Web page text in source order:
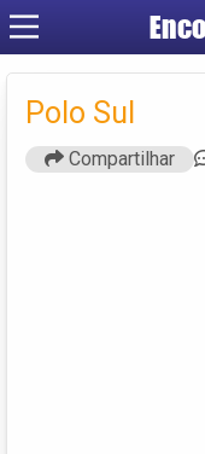
Polo Sul
Compartilhar